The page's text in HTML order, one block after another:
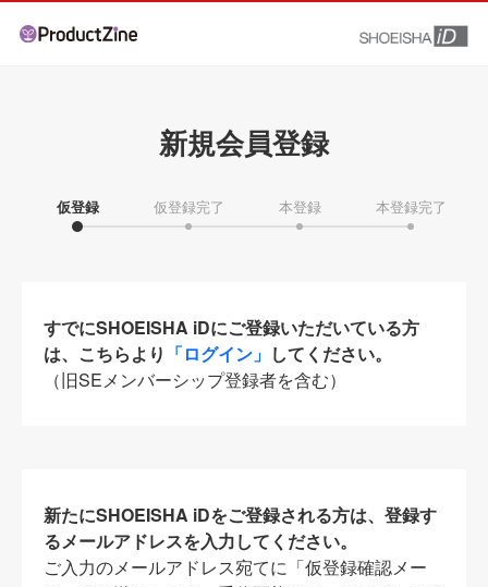
新規会員登録
仮登録 仮登録完了 本登録 本登録完了
すでにSHOEISHA iDにご登録いただいている方
は、こちらより 「ログイン」 してください。
（旧SEメンバーシップ登録者を含む）
新たにSHOEISHA iDをご登録される方は、登録す
るメールアドレスを入力してください。
ご入力のメールアドレス宛てに「仮登録確認メー